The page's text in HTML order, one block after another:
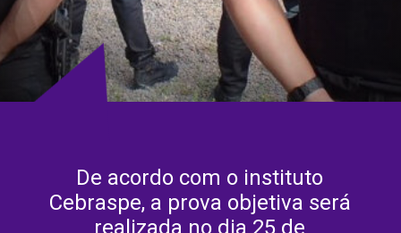
De acordo com o instituto
Cebraspe, a prova objetiva será
realizada no dia 25 de